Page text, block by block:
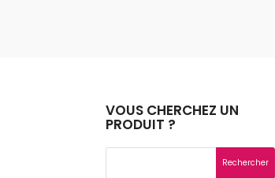
VOUS CHERCHEZ UN
PRODUIT ?